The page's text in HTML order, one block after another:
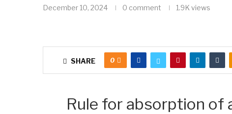
December 10, 2024 0 comment 1.9K views
SHARE 0
Rule for absorption of